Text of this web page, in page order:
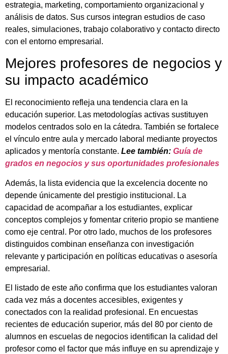
estrategia, marketing, comportamiento organizacional y
análisis de datos. Sus cursos integran estudios de caso
reales, simulaciones, trabajo colaborativo y contacto directo
con el entorno empresarial.
Mejores profesores de negocios y
su impacto académico
El reconocimiento refleja una tendencia clara en la
educación superior. Las metodologías activas sustituyen
modelos centrados solo en la cátedra. También se fortalece
el vínculo entre aula y mercado laboral mediante proyectos
aplicados y mentoría constante. Lee también: Guía de
grados en negocios y sus oportunidades profesionales
Además, la lista evidencia que la excelencia docente no
depende únicamente del prestigio institucional. La
capacidad de acompañar a los estudiantes, explicar
conceptos complejos y fomentar criterio propio se mantiene
como eje central. Por otro lado, muchos de los profesores
distinguidos combinan enseñanza con investigación
relevante y participación en políticas educativas o asesoría
empresarial.
El listado de este año confirma que los estudiantes valoran
cada vez más a docentes accesibles, exigentes y
conectados con la realidad profesional. En encuestas
recientes de educación superior, más del 80 por ciento de
alumnos en escuelas de negocios identifican la calidad del
profesor como el factor que más influye en su aprendizaje y